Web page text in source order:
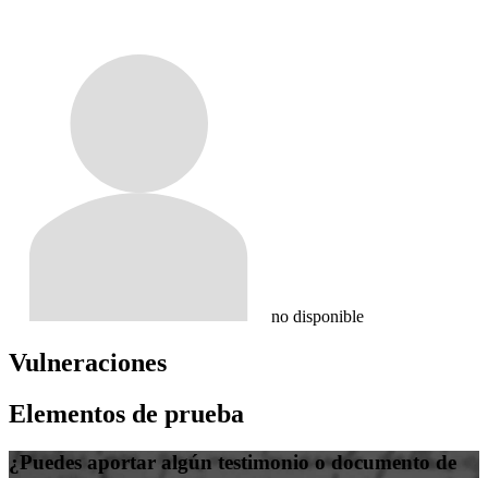
no disponible
Vulneraciones
Elementos de prueba
¿Puedes aportar algún testimonio o documento de